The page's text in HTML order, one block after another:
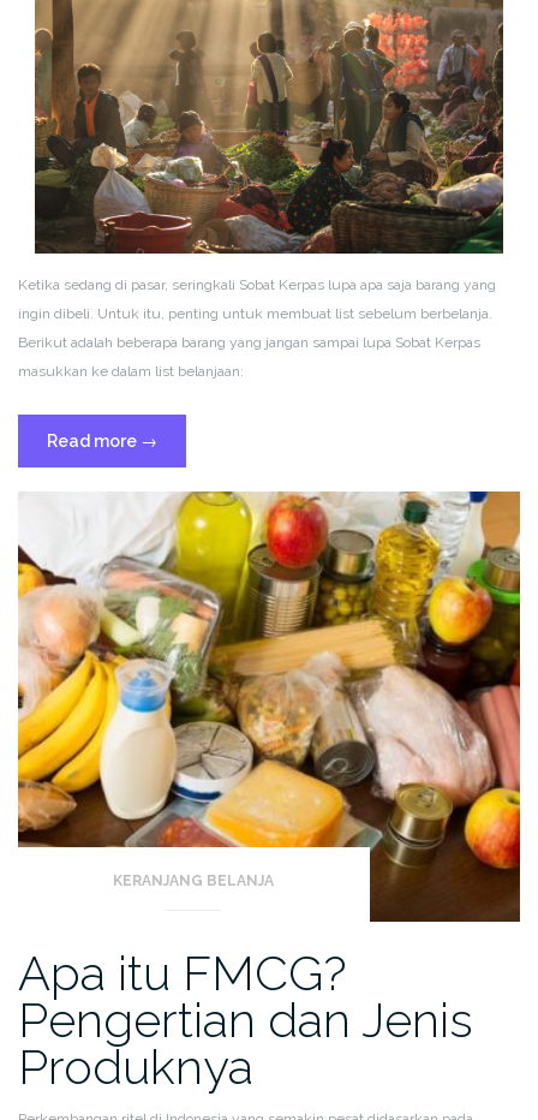
Ketika sedang di pasar, seringkali Sobat Kerpas lupa apa saja barang yang
ingin dibeli. Untuk itu, penting untuk membuat list sebelum berbelanja.
Berikut adalah beberapa barang yang jangan sampai lupa Sobat Kerpas
masukkan ke dalam list belanjaan:
Read more “Wajib
Beli
Ini
Saat
di
Pasar!”
→
KERANJANG BELANJA
Apa itu FMCG?
Pengertian dan Jenis
Produknya